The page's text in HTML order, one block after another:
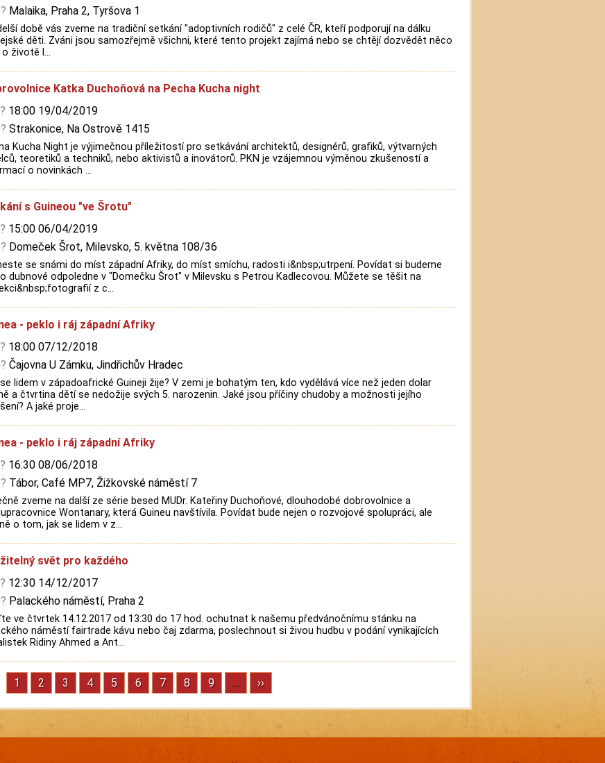
Malaika, Praha 2, Tyršova 1
době vás zveme na tradiční setkání "adoptivních rodičů" z celé ČR, kteří podporují na dálku
děti. Zváni jsou samozřejmě všichni, které tento projekt zajímá nebo se chtějí dozvědět něco
životě l...
Katka Duchoňová na Pecha Kucha night
18:00 19/04/2019
Strakonice, Na Ostrově 1415
Kucha Night je výjimečnou příležitostí pro setkávání architektů, designérů, grafiků, výtvarných
teoretiků a techniků, nebo aktivistů a inovátorů. PKN je vzájemnou výměnou zkušeností a
o novinkách ...
s Guineou "ve Šrotu"
15:00 06/04/2019
Domeček Šrot, Milevsko, 5. května 108/36
se snámi do míst západní Afriky, do míst smíchu, radosti i&nbsp;utrpení. Povídat si budeme
dubnové odpoledne v "Domečku Šrot" v Milevsku s Petrou Kadlecovou. Můžete se těšit na
z c...
- peklo i ráj západní Afriky
18:00 07/12/2018
Čajovna U Zámku, Jindřichův Hradec
lidem v západoafrické Guineji žije? V zemi je bohatým ten, kdo vydělává více než jeden dolar
a čtvrtina dětí se nedožije svých 5. narozenin. Jaké jsou příčiny chudoby a možnosti jejího
A jaké proje...
- peklo i ráj západní Afriky
16:30 08/06/2018
Tábor, Café MP7, Žižkovské náměstí 7
zveme na další ze série besed MUDr. Kateřiny Duchoňové, dlouhodobé dobrovolnice a
Wontanary, která Guineu navštívila. Povídat bude nejen o rozvojové spolupráci, ale
o tom, jak se lidem v z...
svět pro každého
12:30 14/12/2017
Palackého náměstí, Praha 2
ve čtvrtek 14.12.2017 od 13:30 do 17 hod. ochutnat k našemu předvánočnímu stánku na
náměstí fairtrade kávu nebo čaj zdarma, poslechnout si živou hudbu v podání vynikajících
Ridiny Ahmed a Ant...
Page
1 Page
2 Page
3 Page
4 Page
5 Page
6 Page
7 Page
8 Page
9 …
Next
page
››